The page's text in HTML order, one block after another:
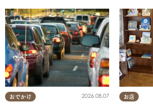
おでかけ 2026.08.07 お店